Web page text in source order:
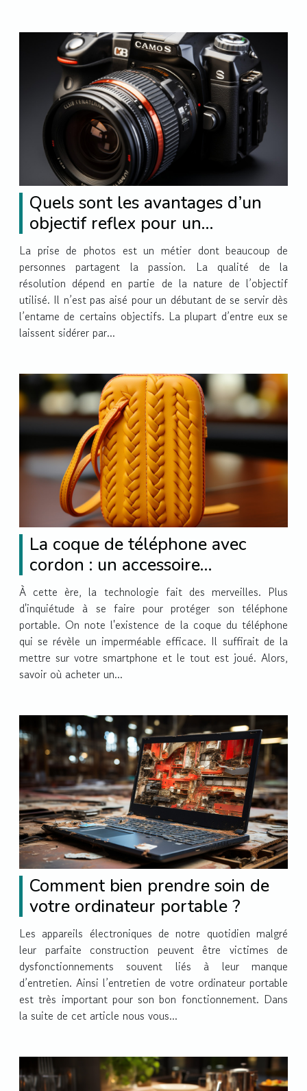
Quels sont les avantages d’un
objectif reflex pour un
débutant ?
La prise de photos est un métier dont beaucoup de
personnes partagent la passion. La qualité de la
résolution dépend en partie de la nature de l’objectif
utilisé. Il n’est pas aisé pour un débutant de se servir dès
l’entame de certains objectifs. La plupart d’entre eux se
laissent sidérer par...
La coque de téléphone avec
cordon : un accessoire
impeccable
À cette ère, la technologie fait des merveilles. Plus
d'inquiétude à se faire pour protéger son téléphone
portable. On note l'existence de la coque du téléphone
qui se révèle un imperméable efficace. Il suffirait de la
mettre sur votre smartphone et le tout est joué. Alors,
savoir où acheter un...
Comment bien prendre soin de
votre ordinateur portable ?
Les appareils électroniques de notre quotidien malgré
leur parfaite construction peuvent être victimes de
dysfonctionnements souvent liés à leur manque
d’entretien. Ainsi l’entretien de votre ordinateur portable
est très important pour son bon fonctionnement. Dans
la suite de cet article nous vous...